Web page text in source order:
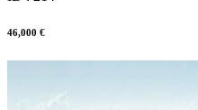
46,000 €